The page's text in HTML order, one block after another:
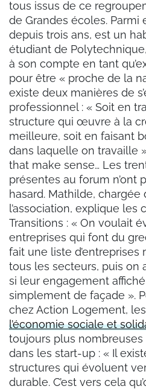
tous issus de ce
de Grandes écoles. Parmi
depuis trois ans, est un
étudiant de
à son compte en tant
pour être « proche de la
existe deux manières de
professionnel : « Soit en
structure qui œuvre à la
meilleure, soit en faisant
dans laquelle on travaille
that make sense… Les
présentes au forum n’ont
hasard. Mathilde,
l’association, explique les
Transitions : « On voulait
entreprises qui font du
fait une liste d’entreprises
tous les secteurs, puis on
si leur engagement
simplement de façade ».
chez Action Logement,
l’économie sociale et
toujours plus
dans les start-up : « Il
structures qui évoluent
durable. C’est vers cela